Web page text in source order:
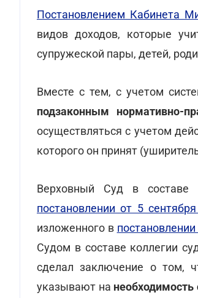
Постановлением Кабинета
видов доходов, которые
супружеской пары, детей,
Вместе с тем, с учетом
подзаконным нормативно-
осуществляться с учетом
которого он принят
Верховный Суд в составе
постановлении от 5
изложенного в
Судом в составе коллегии
сделал заключение о том,
указывают на необходимость